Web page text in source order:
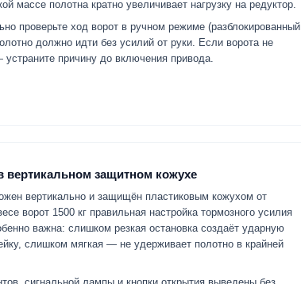
массе полотна кратно увеличивает нагрузку на редуктор.
проверьте ход ворот в ручном режиме (разблокированный
должно идти без усилий от руки. Если ворота не
причину до включения привода.
вертикальном защитном кожухе
вертикально и защищён пластиковым кожухом от
ворот 1500 кг правильная настройка тормозного усилия
важна: слишком резкая остановка создаёт ударную
слишком мягкая — не удерживает полотно в крайней